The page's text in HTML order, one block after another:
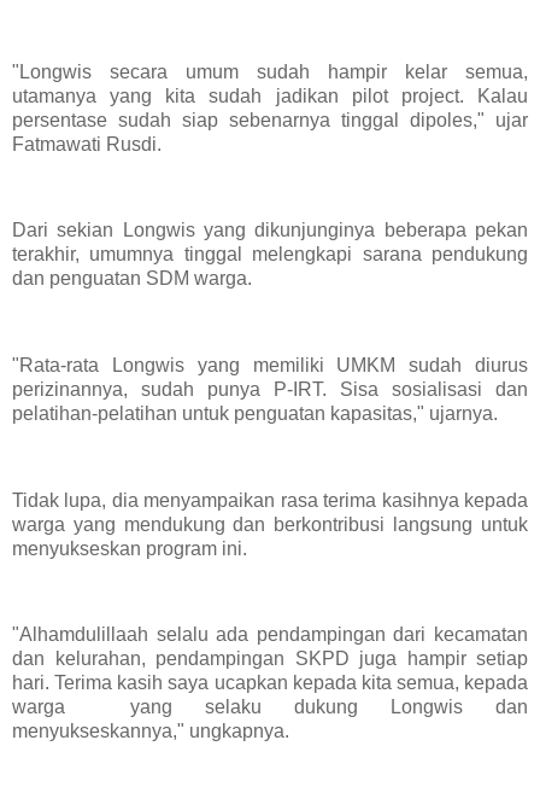
"Longwis secara umum sudah hampir kelar semua,
utamanya yang kita sudah jadikan pilot project. Kalau
persentase sudah siap sebenarnya tinggal dipoles," ujar
Fatmawati Rusdi.
Dari sekian Longwis yang dikunjunginya beberapa pekan
terakhir, umumnya tinggal melengkapi sarana pendukung
dan penguatan SDM warga.
"Rata-rata Longwis yang memiliki UMKM sudah diurus
perizinannya, sudah punya P-IRT. Sisa sosialisasi dan
pelatihan-pelatihan untuk penguatan kapasitas," ujarnya.
Tidak lupa, dia menyampaikan rasa terima kasihnya kepada
warga yang mendukung dan berkontribusi langsung untuk
menyukseskan program ini.
"Alhamdulillaah selalu ada pendampingan dari kecamatan
dan kelurahan, pendampingan SKPD juga hampir setiap
hari. Terima kasih saya ucapkan kepada kita semua, kepada
warga yang selaku dukung Longwis dan
menyukseskannya," ungkapnya.